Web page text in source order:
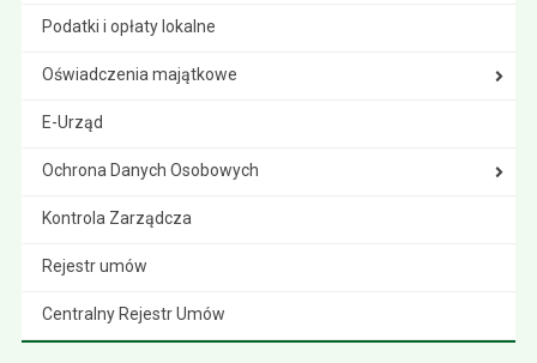
Podatki i opłaty lokalne
Oświadczenia majątkowe
E-Urząd
Ochrona Danych Osobowych
Kontrola Zarządcza
Rejestr umów
Centralny Rejestr Umów